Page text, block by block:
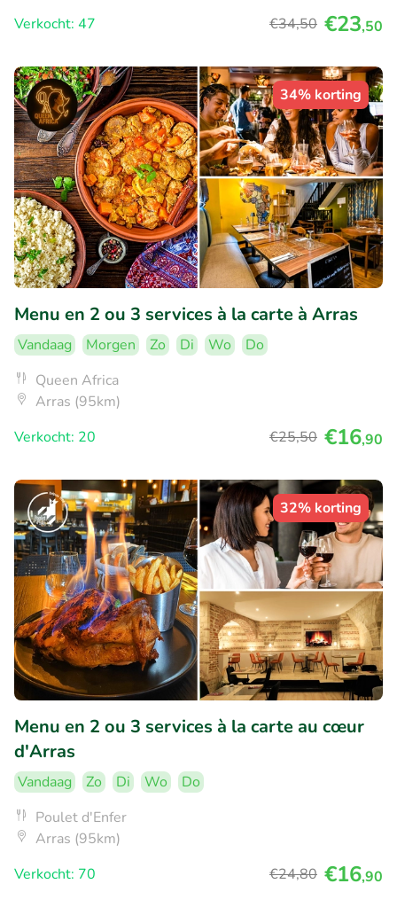
Verkocht: 47
€34,50 €23,50
34% korting
Menu en 2 ou 3 services à la carte à Arras
Vandaag Morgen Zo Di Wo
Do
Queen Africa
Arras (95km)
Verkocht: 20
€25,50 €16,90
32% korting
Menu en 2 ou 3 services à la carte au cœur
d'Arras
Vandaag Zo Di Wo
Do
Poulet d'Enfer
Arras (95km)
Verkocht: 70
€24,80 €16,90